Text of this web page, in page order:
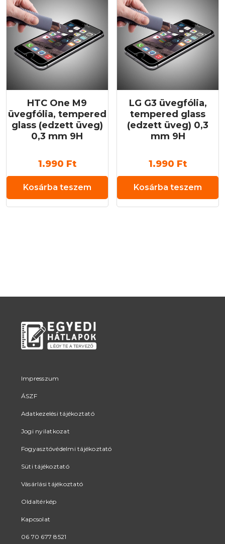
HTC One M9
üvegfólia, tempered
glass (edzett üveg)
0,3 mm 9H
1.990 Ft
Kosárba teszem
LG G3 üvegfólia,
tempered glass
(edzett üveg) 0,3
mm 9H
1.990 Ft
Kosárba teszem
Impresszum
ÁSZF
Adatkezelési tájékoztató
Jogi nyilatkozat
Fogyasztóvédelmi tájékoztató
Süti tájékoztató
Vásárlási tájékoztató
Oldaltérkép
Kapcsolat
06 70 677 8521